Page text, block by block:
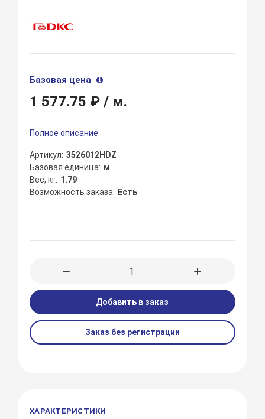
Базовая цена
1 577.75 ₽/ м.
Полное описание
Артикул 3526012HDZ
Базовая единица м
Вес, кг 1.79
Возможность заказа
Есть
Добавить в заказ
Заказ без регистрации
ХАРАКТЕРИСТИКИ